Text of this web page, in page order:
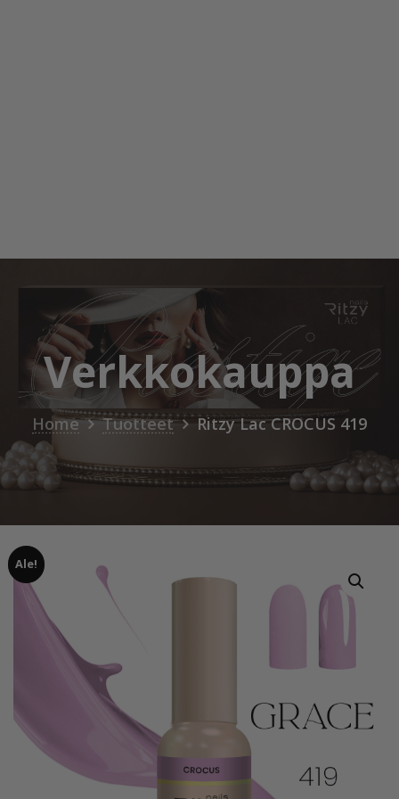
Verkkokauppa
Home Tuotteet Ritzy Lac CROCUS 419
Ale!